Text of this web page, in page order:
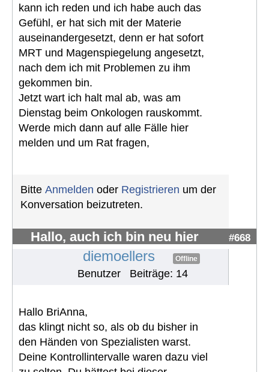
kann ich reden und ich habe auch das
Gefühl, er hat sich mit der Materie
auseinandergesetzt, denn er hat sofort
MRT und Magenspiegelung angesetzt,
nach dem ich mit Problemen zu ihm
gekommen bin.
Jetzt wart ich halt mal ab, was am
Dienstag beim Onkologen rauskommt.
Werde mich dann auf alle Fälle hier
melden und um Rat fragen,
Bitte Anmelden oder Registrieren um der
Konversation beizutreten.
Hallo, auch ich bin neu hier #668
diemoellers Offline
Benutzer Beiträge: 14
Hallo BriAnna,
das klingt nicht so, als ob du bisher in
den Händen von Spezialisten warst.
Deine Kontrollintervalle waren dazu viel